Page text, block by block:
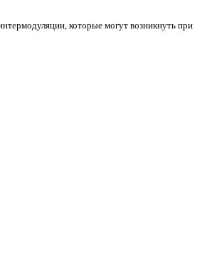
которые могут возникнуть при